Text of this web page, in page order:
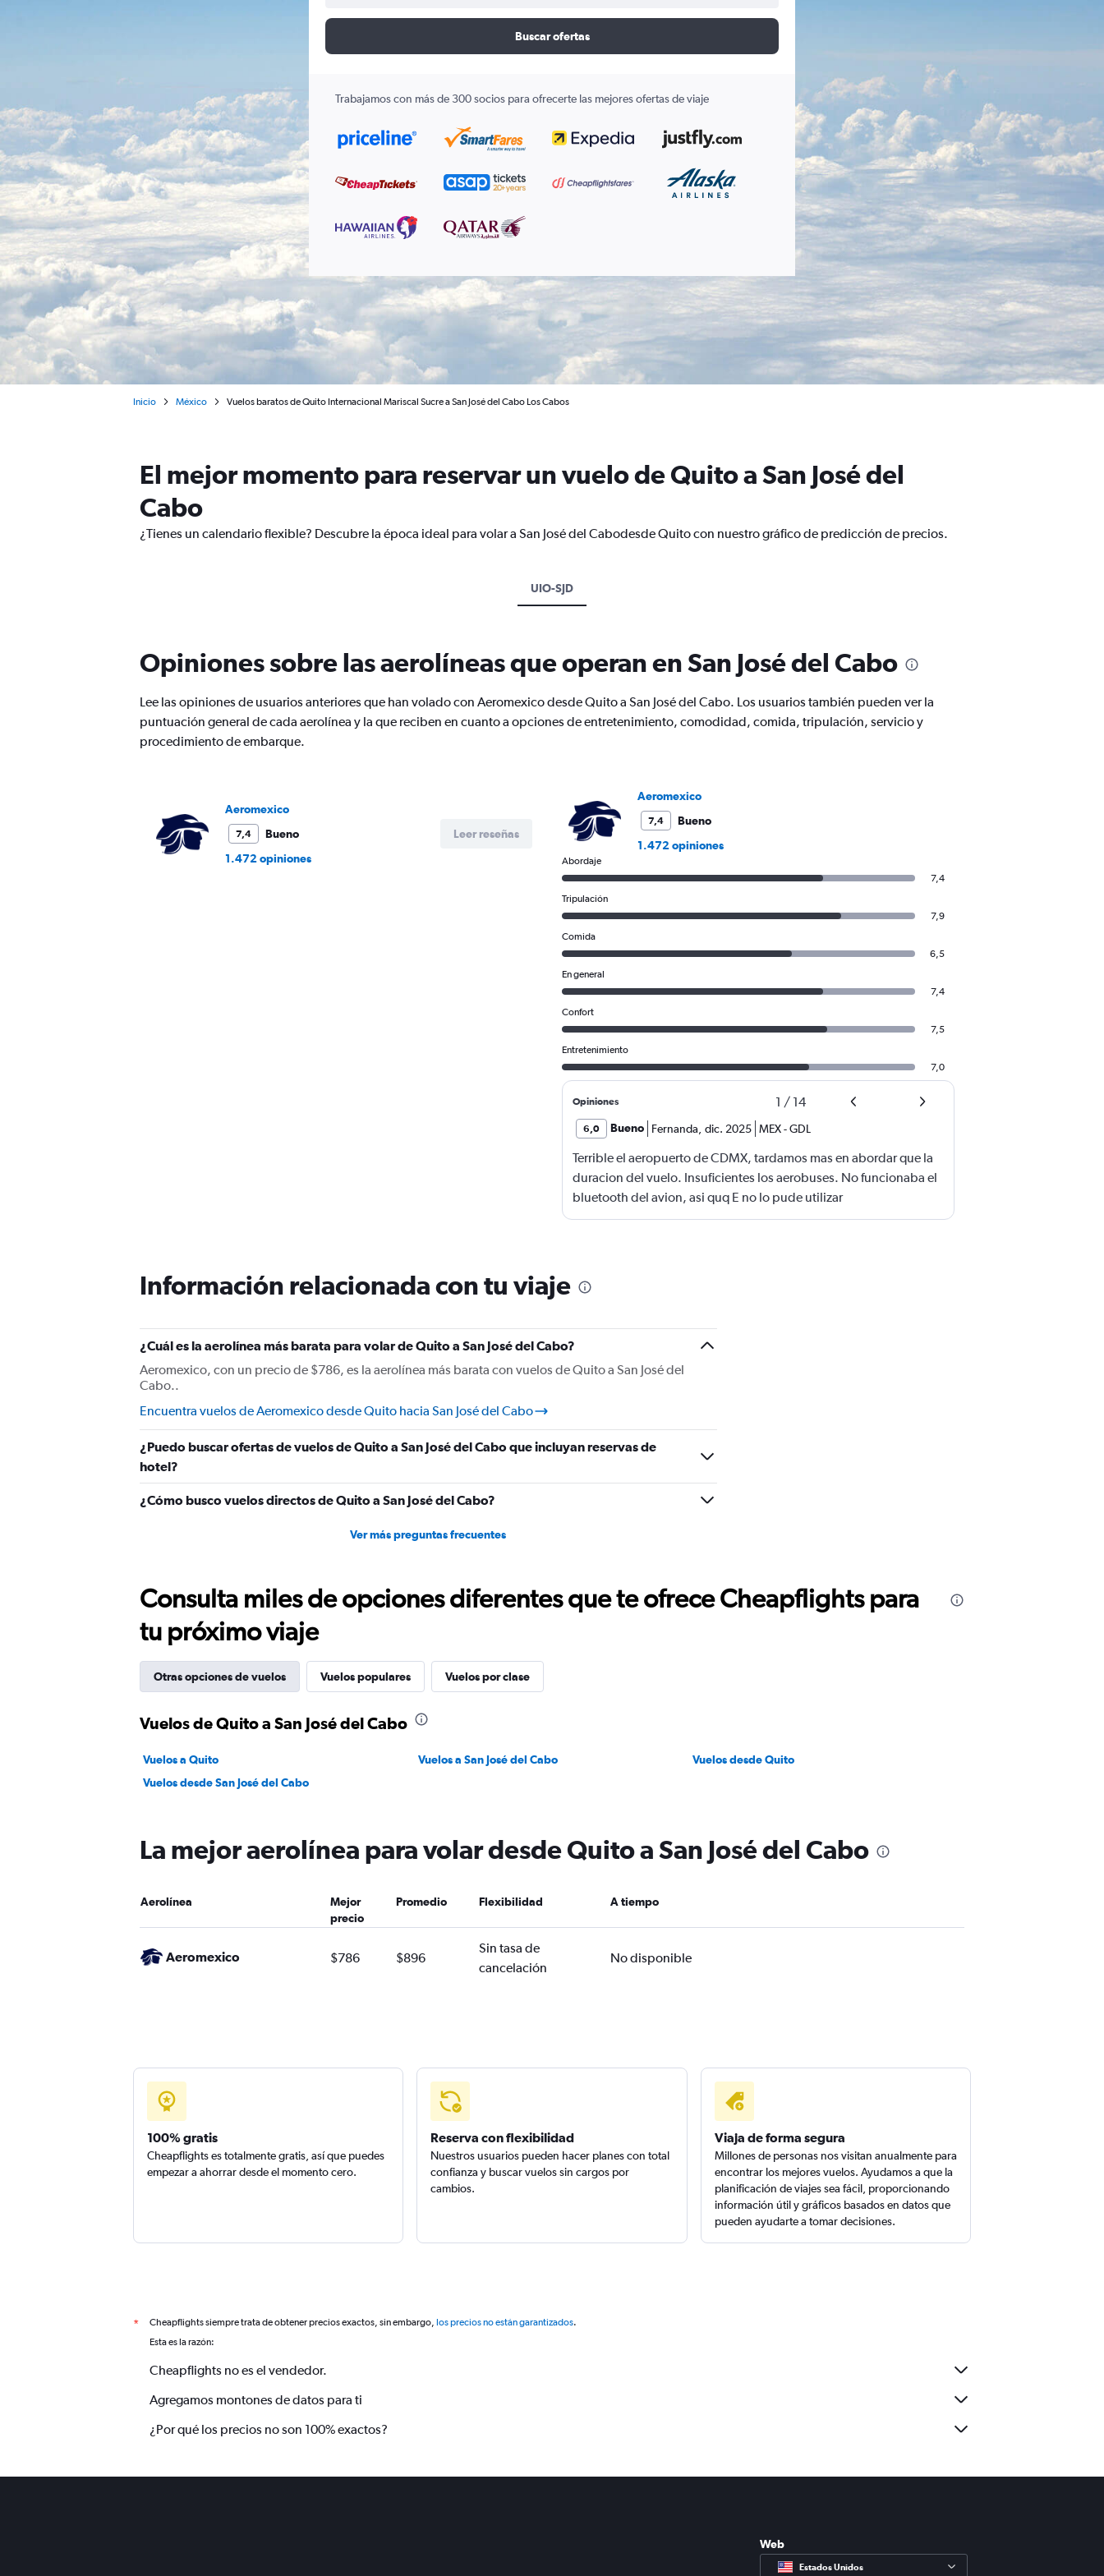
Buscar ofertas
Trabajamos con más de 300 socios para ofrecerte las mejores ofertas de viaje
Inicio México Vuelos baratos de Quito Internacional Mariscal Sucre a San José del Cabo Los Cabos
El mejor momento para reservar un vuelo de Quito a San José del
Cabo
¿Tienes un calendario flexible? Descubre la época ideal para volar a San José del Cabodesde Quito con nuestro gráfico de predicción de precios.
UIO-SJD
Opiniones sobre las aerolíneas que operan en San José del Cabo
Lee las opiniones de usuarios anteriores que han volado con Aeromexico desde Quito a San José del Cabo. Los usuarios también pueden ver la
puntuación general de cada aerolínea y la que reciben en cuanto a opciones de entretenimiento, comodidad, comida, tripulación, servicio y
procedimiento de embarque.
Aeromexico
7,4
Bueno
1.472 opiniones
Leer reseñas
Aeromexico
7,4
Bueno
1.472 opiniones
Abordaje
7,4
Tripulación
7,9
Comida
6,5
En general
7,4
Confort
7,5
Entretenimiento
7,0
Opiniones 1 / 14
6,0 Bueno Fernanda dic. 2025 MEX-GDL
Terrible el aeropuerto de CDMX, tardamos mas en abordar que la
duracion del vuelo. Insuficientes los aerobuses. No funcionaba el
bluetooth del avion, asi quq E no lo pude utilizar
Información relacionada con tu viaje
¿Cuál es la aerolínea más barata para volar de Quito a San José del Cabo?
Aeromexico, con un precio de $786, es la aerolínea más barata con vuelos de Quito a San José del
Cabo..
Encuentra vuelos de Aeromexico desde Quito hacia San José del Cabo
¿Puedo buscar ofertas de vuelos de Quito a San José del Cabo que incluyan reservas de
hotel?
¿Cómo busco vuelos directos de Quito a San José del Cabo?
Ver más preguntas frecuentes
Consulta miles de opciones diferentes que te ofrece Cheapflights para
tu próximo viaje
Otras opciones de vuelos Vuelos populares Vuelos por clase
Vuelos de Quito a San José del Cabo
Vuelos a Quito Vuelos a San José del Cabo
Vuelos desde Quito
Vuelos desde San José del Cabo
La mejor aerolínea para volar desde Quito a San José del Cabo
Aerolínea
Mejor
precio
Promedio Flexibilidad A tiempo
Aeromexico $786 $896
Sin tasa de
cancelación
No disponible
100% gratis
Cheapflights es totalmente gratis, así que puedes
empezar a ahorrar desde el momento cero.
Reserva con flexibilidad
Nuestros usuarios pueden hacer planes con total
confianza y buscar vuelos sin cargos por
cambios.
Viaja de forma segura
Millones de personas nos visitan anualmente para
encontrar los mejores vuelos. Ayudamos a que la
planificación de viajes sea fácil, proporcionando
información útil y gráficos basados en datos que
pueden ayudarte a tomar decisiones.
* Cheapflights siempre trata de obtener precios exactos, sin embargo, los precios no están garantizados.
Esta es la razón:
Cheapflights no es el vendedor.
Agregamos montones de datos para ti
¿Por qué los precios no son 100% exactos?
Web
Estados Unidos